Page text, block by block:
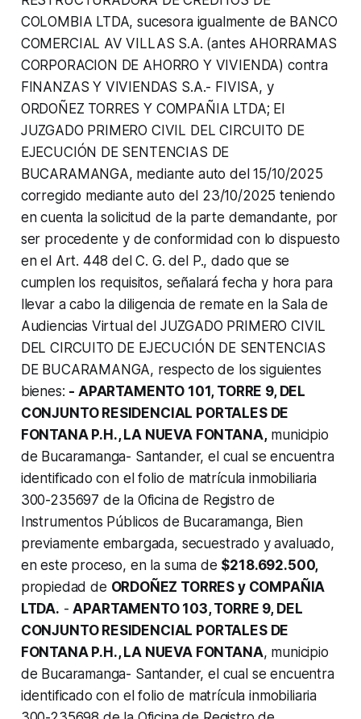
COLOMBIA LTDA, sucesora igualmente de BANCO
COMERCIAL AV VILLAS S.A. (antes AHORRAMAS
CORPORACION DE AHORRO Y VIVIENDA) contra
FINANZAS Y VIVIENDAS S.A.- FIVISA, y
ORDOÑEZ TORRES Y COMPAÑIA LTDA; El
JUZGADO PRIMERO CIVIL DEL CIRCUITO DE
EJECUCIÓN DE SENTENCIAS DE
BUCARAMANGA, mediante auto del 15/10/2025
corregido mediante auto del 23/10/2025 teniendo
en cuenta la solicitud de la parte demandante, por
ser procedente y de conformidad con lo dispuesto
en el Art. 448 del C. G. del P., dado que se
cumplen los requisitos, señalará fecha y hora para
llevar a cabo la diligencia de remate en la Sala de
Audiencias Virtual del JUZGADO PRIMERO CIVIL
DEL CIRCUITO DE EJECUCIÓN DE SENTENCIAS
DE BUCARAMANGA, respecto de los siguientes
bienes: - APARTAMENTO 101, TORRE 9, DEL
CONJUNTO RESIDENCIAL PORTALES DE
FONTANA P.H., LA NUEVA FONTANA,municipio
de Bucaramanga- Santander, el cual se encuentra
identificado con el folio de matrícula inmobiliaria
300-235697 de la Oficina de Registro de
Instrumentos Públicos de Bucaramanga, Bien
previamente embargada, secuestrado y avaluado,
en este proceso, en la suma de $218.692.500,
propiedad de ORDOÑEZ TORRES y COMPAÑIA
LTDA. -APARTAMENTO 103, TORRE 9, DEL
CONJUNTO RESIDENCIAL PORTALES DE
FONTANA P.H., LA NUEVA FONTANA, municipio
de Bucaramanga- Santander, el cual se encuentra
identificado con el folio de matrícula inmobiliaria